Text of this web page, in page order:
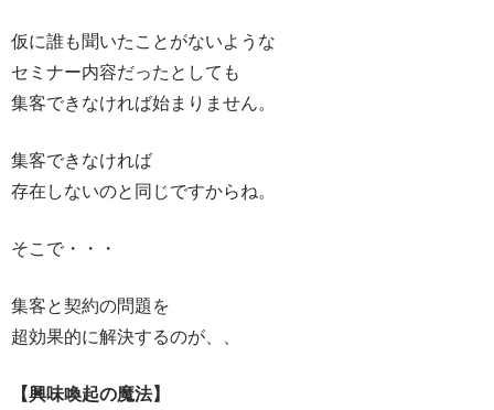
仮に誰も聞いたことがないような
セミナー内容だったとしても
集客できなければ始まりません。
集客できなければ
存在しないのと同じですからね。
そこで・・・
集客と契約の問題を
超効果的に解決するのが、、
【興味喚起の魔法】